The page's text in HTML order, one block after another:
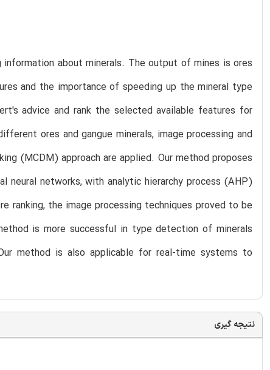
about minerals. The output of mines is ores
and the importance of speeding up the mineral type
advice and rank the selected available features for
ores and gangue minerals, image processing and
(MCDM) approach are applied. Our method proposes
neural networks, with analytic hierarchy process (AHP)
the image processing techniques proved to be
is more successful in type detection of minerals
method is also applicable for real-time systems to
نتیجه گیری